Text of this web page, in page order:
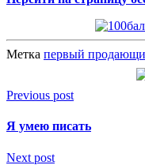
Метка первый
Previous post
Я умею писать
Next post